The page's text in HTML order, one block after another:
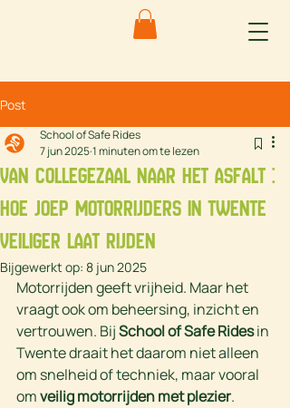
Post
Van collegezaal naar het asfalt :
hoe Joep motorrijders in Twente
veiliger laat rijden
School of Safe Rides
7 jun 20251 minuten om te lezen
Bijgewerkt op: 8 jun 2025
Motorrijden geeft vrijheid. Maar het
vraagt ook om beheersing, inzicht en
vertrouwen. Bij School of Safe Rides in
Twente draait het daarom niet alleen
om snelheid of techniek, maar vooral
om veilig motorrijden met plezier.